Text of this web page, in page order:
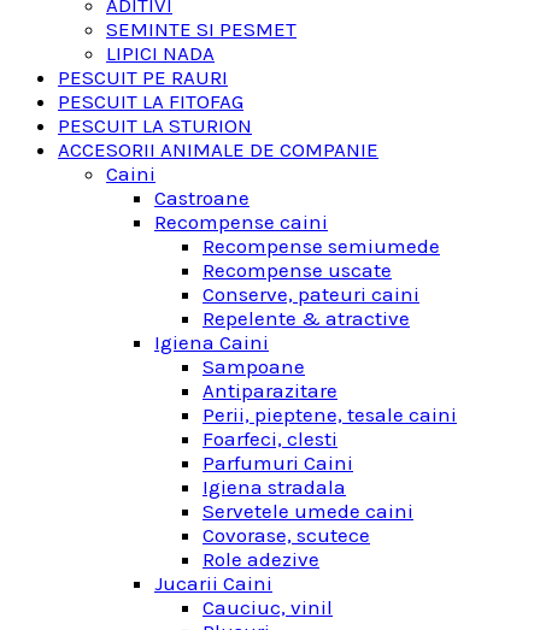
ADITIVI
SEMINTE SI PESMET
LIPICI NADA
PESCUIT PE RAURI
PESCUIT LA FITOFAG
PESCUIT LA STURION
ACCESORII ANIMALE DE COMPANIE
Caini
Castroane
Recompense caini
Recompense semiumede
Recompense uscate
Conserve, pateuri caini
Repelente & atractive
Igiena Caini
Sampoane
Antiparazitare
Perii, pieptene, tesale caini
Foarfeci, clesti
Parfumuri Caini
Igiena stradala
Servetele umede caini
Covorase, scutece
Role adezive
Jucarii Caini
Cauciuc, vinil